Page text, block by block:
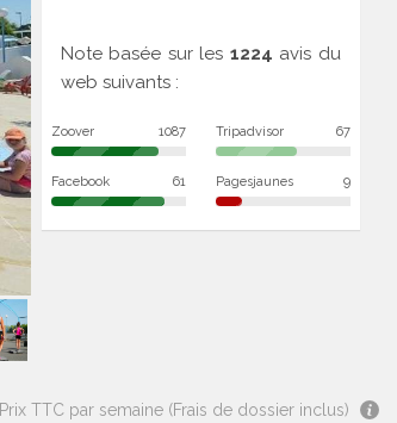
Note basée sur les 1224 avis du
web suivants :
Zoover 1087 Tripadvisor 67
Facebook 61 Pagesjaunes 9
Prix TTC par semaine (Frais de dossier inclus)